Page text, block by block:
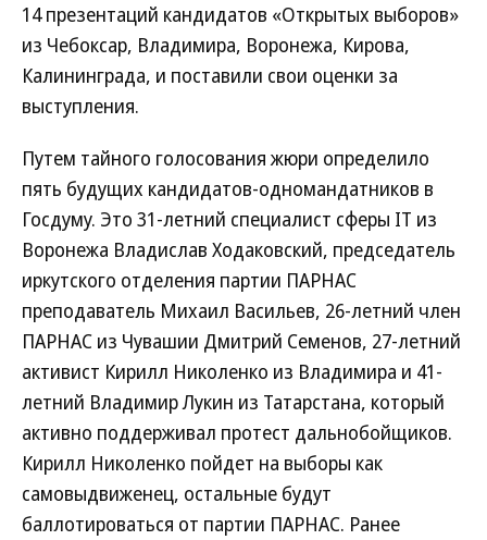
14 презентаций кандидатов «Открытых выборов»
из Чебоксар, Владимира, Воронежа, Кирова,
Калининграда, и поставили свои оценки за
выступления.
Путем тайного голосования жюри определило
пять будущих кандидатов-одномандатников в
Госдуму. Это 31-летний специалист сферы IT из
Воронежа Владислав Ходаковский, председатель
иркутского отделения партии ПАРНАС
преподаватель Михаил Васильев, 26-летний член
ПАРНАС из Чувашии Дмитрий Семенов, 27-летний
активист Кирилл Николенко из Владимира и 41-
летний Владимир Лукин из Татарстана, который
активно поддерживал протест дальнобойщиков.
Кирилл Николенко пойдет на выборы как
самовыдвиженец, остальные будут
баллотироваться от партии ПАРНАС. Ранее